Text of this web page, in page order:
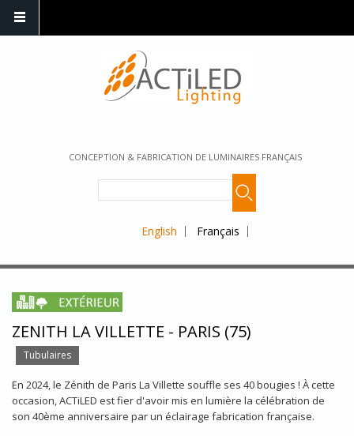
CONCEPTION & FABRICATION DE LUMINAIRES FRANÇAIS
English Français
ZENITH LA VILLETTE - PARIS (75)
Tubulaires
En 2024, le Zénith de Paris La Villette souffle ses 40 bougies ! À cette
occasion, ACTiLED est fier d'avoir mis en lumière la célébration de
son 40ème anniversaire par un éclairage fabrication française.